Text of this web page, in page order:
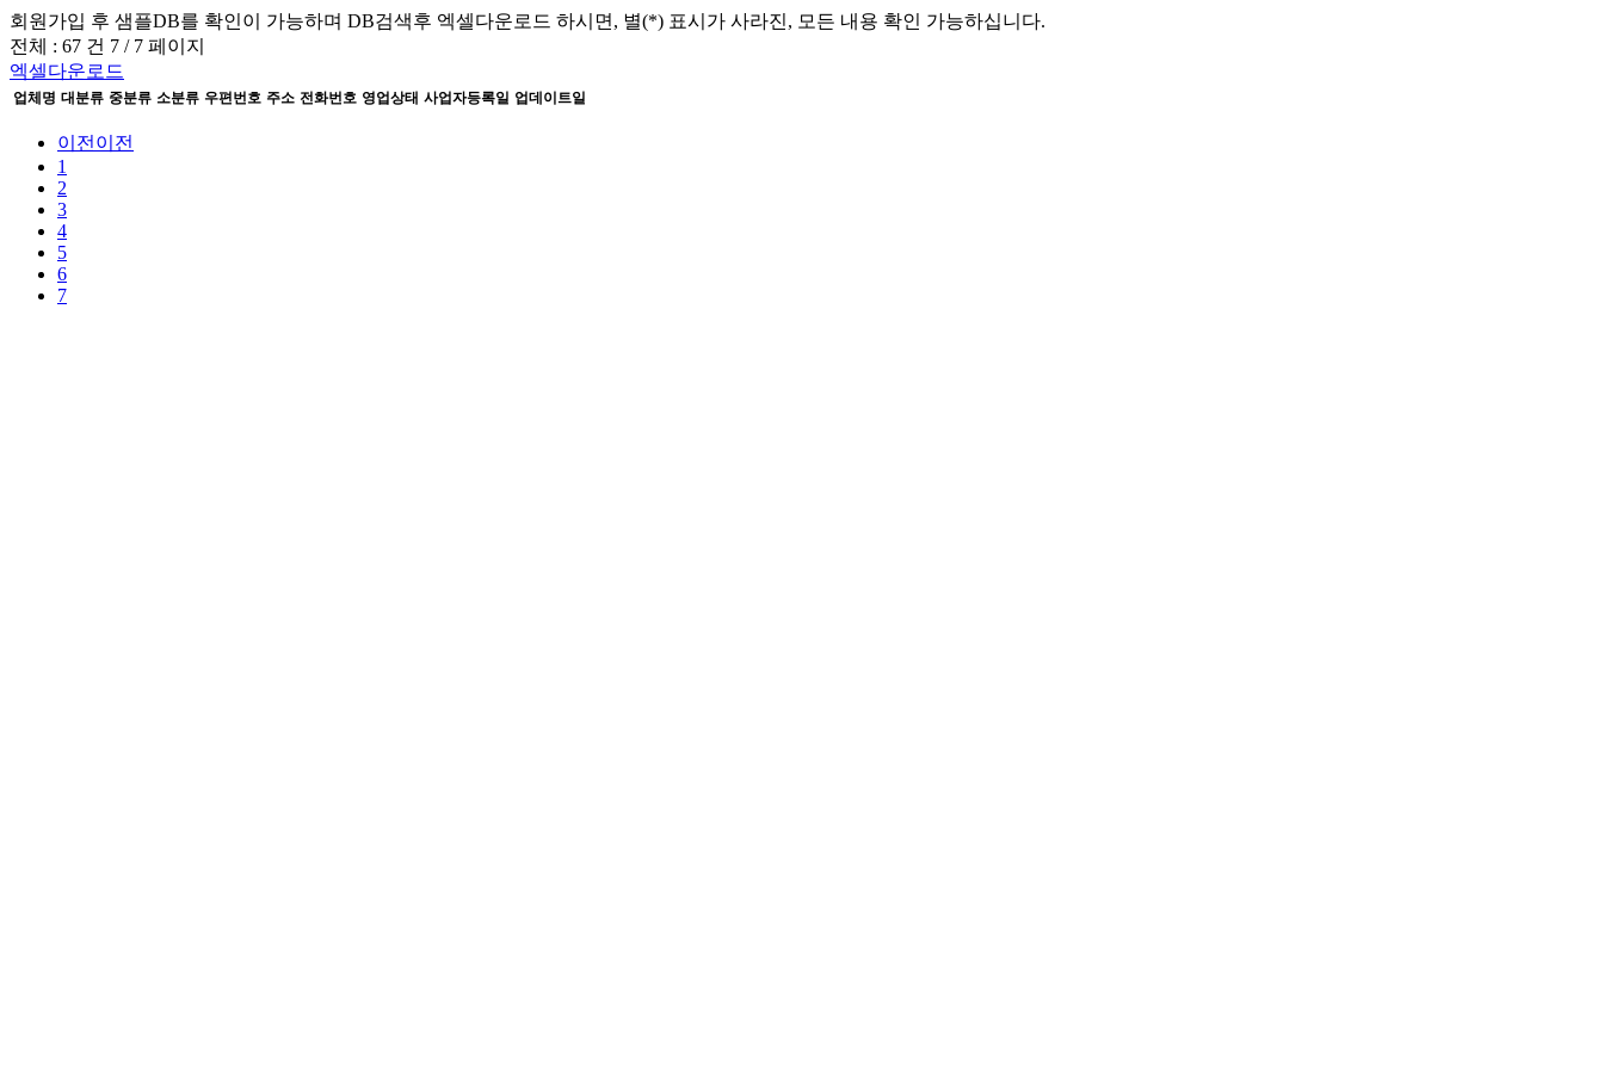
회원가입 후 샘플DB를 확인이 가능하며 DB검색후 엑셀다운로드 하시면, 별(*) 표시가 사라진, 모든 내용 확인 가능하십니다.
전체 : 67 건 7 / 7 페이지
엑셀다운로드
업체명 대분류 중분류 소분류 우편번호 주소 전화번호 영업상태 사업자등록일 업데이트일
이전 이전
1
2
3
4
5
6
7